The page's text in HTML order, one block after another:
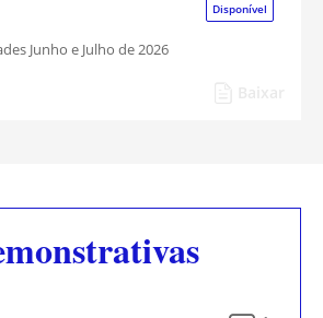
Disponível
Junho e Julho de 2026